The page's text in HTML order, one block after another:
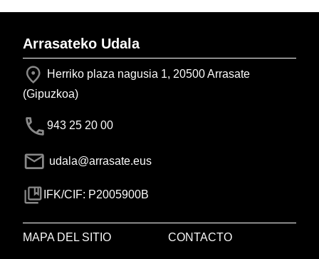
Arrasateko Udala
Herriko plaza nagusia 1, 20500 Arrasate
(Gipuzkoa)
943 25 20 00
udala@arrasate.eus
IFK/CIF: P2005900B
MAPA DEL SITIO CONTACTO